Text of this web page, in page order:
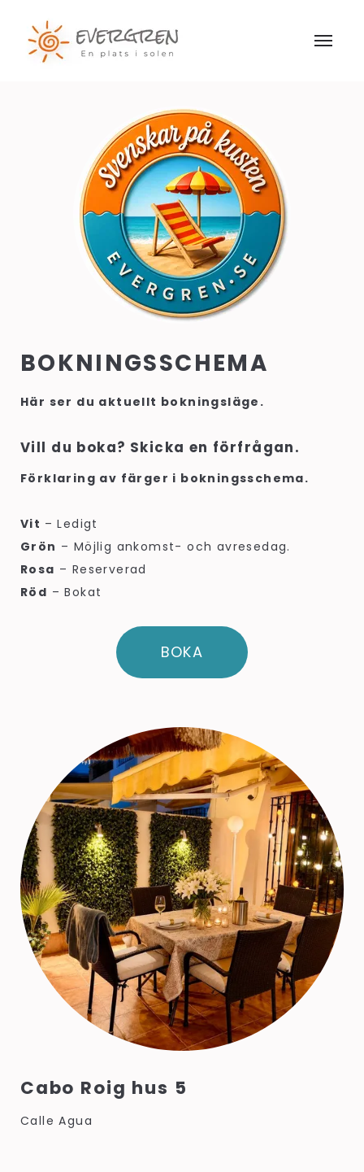
BOKNINGSSCHEMA
Här ser du aktuellt bokningsläge.
Vill du boka? Skicka en förfrågan.
Förklaring av färger i bokningsschema.
Vit – Ledigt
Grön – Möjlig ankomst- och avresedag.
Rosa – Reserverad
Röd – Bokat
BOKA
Cabo Roig hus 5
Calle Agua